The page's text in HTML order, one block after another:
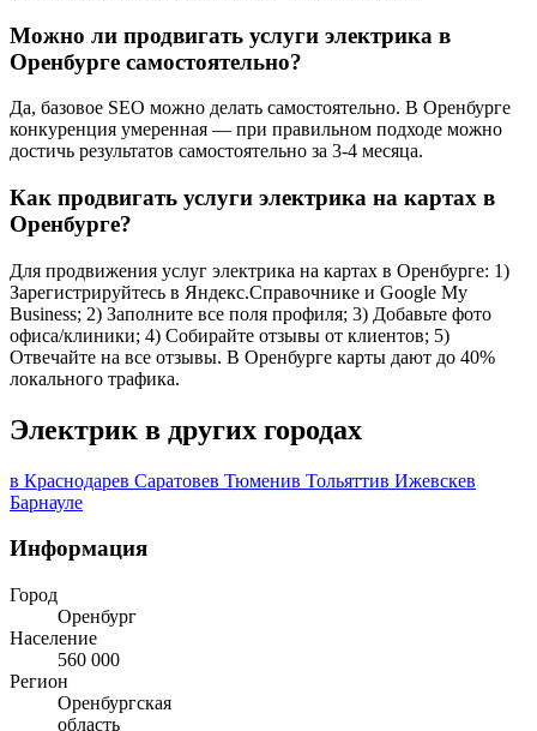
Можно ли продвигать услуги электрика в
Оренбурге самостоятельно?
Да, базовое SEO можно делать самостоятельно. В Оренбурге
конкуренция умеренная — при правильном подходе можно
достичь результатов самостоятельно за 3-4 месяца.
Как продвигать услуги электрика на картах в
Оренбурге?
Для продвижения услуг электрика на картах в Оренбурге: 1)
Зарегистрируйтесь в Яндекс.Справочнике и Google My
Business; 2) Заполните все поля профиля; 3) Добавьте фото
офиса/клиники; 4) Собирайте отзывы от клиентов; 5)
Отвечайте на все отзывы. В Оренбурге карты дают до 40%
локального трафика.
Электрик в других городах
в Краснодарев Саратовев Тюменив Тольяттив Ижевскев
Барнауле
Информация
Город
Оренбург
Население
560 000
Регион
Оренбургская
область